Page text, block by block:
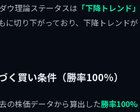
ウ理論ステータスは 「下降トレンド」
に切り下がっており、下降トレンドが
く買い条件（勝率100%）
の株価データから算出した勝率100%